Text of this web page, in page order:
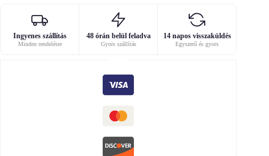
Ingyenes szállítás
Minden rendelésre
48 órán belül feladva
Gyors szállítás
14 napos visszaküldés
Egyszerű és gyors